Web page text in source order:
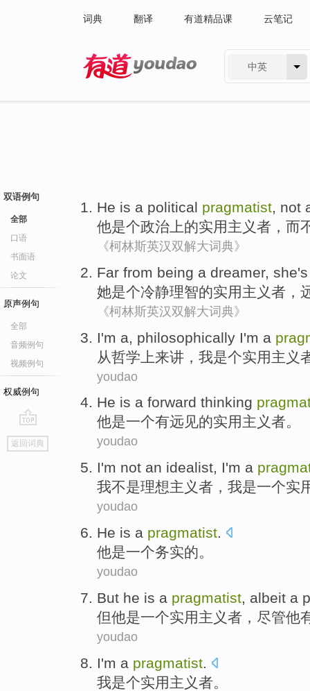
词典 翻译 有道精品课 云笔记
中英
双语例句
全部
口语
书面语
论文
原声例句
全部
音频例句
视频例句
权威例句
go
top
返回词典
He is a political pragmatist, not
他是个政治上的实用主义者 ， 而
《柯林斯英汉双解大词典》
Far from being a dreamer, she
她是个冷静理智的实用主义者 ，
《柯林斯英汉双解大词典》
I'm a, philosophically I'm a
从哲学上来讲 ， 我是个实用主义
youdao
He is a forward thinking
他是一个有远见的实用主义者。
youdao
I'm not an idealist, I'm a
我不是理想主义者，我是一个实
youdao
He is a pragmatist.
他是一个务实的。
youdao
But he is a pragmatist, albeit a
但他是一个实用主义者 ， 尽管他
youdao
I'm a pragmatist
我是个实用主义者。